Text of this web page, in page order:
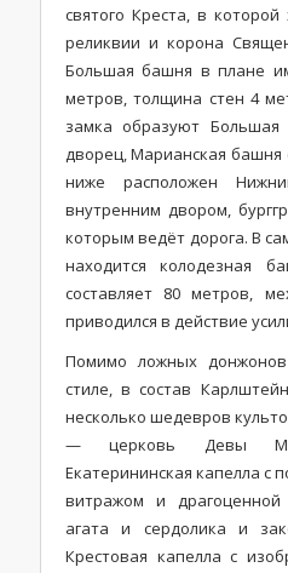
святого Креста, в которой
реликвии и корона
Большая башня в плане
метров, толщина стен 4
замка образуют Большая
дворец, Марианская
ниже расположен
внутренним двором,
которым ведёт дорога. В
находится колодезная
составляет 80 метров,
приводился в действие
Помимо ложных
стиле, в состав
несколько шедевров
— церковь Девы
Екатерининская капелла с
витражом и
агата и сердолика и
Крестовая капелла с